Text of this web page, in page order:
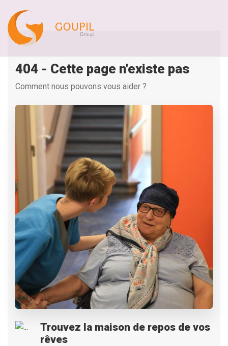
404 - Cette page n'existe pas
Comment nous pouvons vous aider ?
Trouvez la maison de repos de vos
rêves